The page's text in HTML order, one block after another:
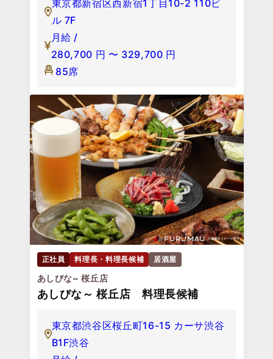
東京都新宿区西新宿1丁目10-2 110ビ
ル 7F
月給 /
280,700 円 〜 329,700 円
85席
正社員 料理長・料理長候補 居酒屋
あしびな~ 桜丘店
あしびな～ 桜丘店 料理長候補
東京都渋谷区桜丘町16-15 カーサ渋谷
B1F渋谷